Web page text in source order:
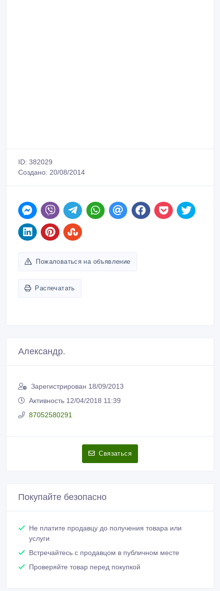
ID: 382029
Создано: 20/08/2014
Пожаловаться на объявление
Распечатать
Александр.
Зарегистрирован 18/09/2013
Активность 12/04/2018 11:39
87052580291
Связаться
Покупайте безопасно
Не платите продавцу до получения товара или
услуги
Встречайтесь с продавцом в публичном месте
Проверяйте товар перед покупкой